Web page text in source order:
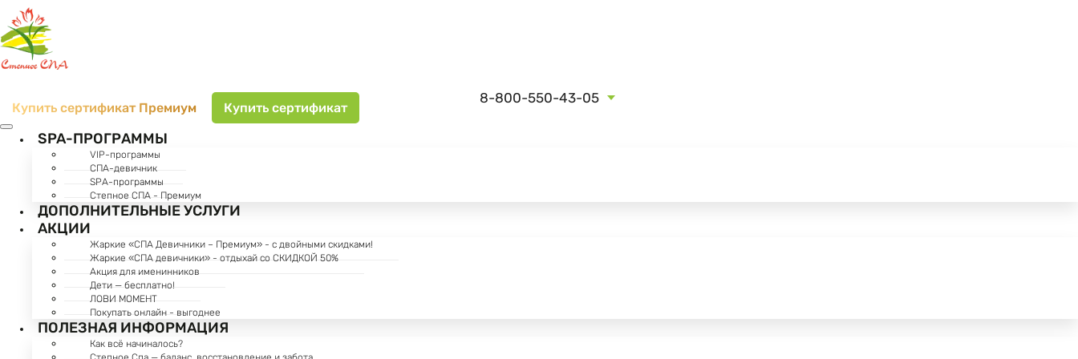
8-800-550-43-05
Купить сертификат Премиум Купить сертификат
SPA-ПРОГРАММЫ
VIP-программы
СПА-девичник
SPA-программы
Степное СПА - Премиум
ДОПОЛНИТЕЛЬНЫЕ УСЛУГИ
АКЦИИ
Жаркие «СПА Девичники – Премиум» - с двойными скидками!
Жаркие «СПА девичники» - отдыхай со СКИДКОЙ 50%
Акция для именинников
Дети — бесплатно!
ЛОВИ МОМЕНТ
Покупать онлайн - выгоднее
ПОЛЕЗНАЯ ИНФОРМАЦИЯ
Как всё начиналось?